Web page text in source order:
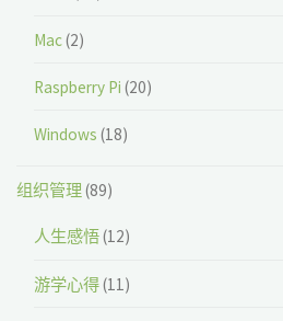
Mac(2)
Raspberry Pi (20)
Windows (18)
组织管理(89)
人生感悟(12)
游学心得(11)